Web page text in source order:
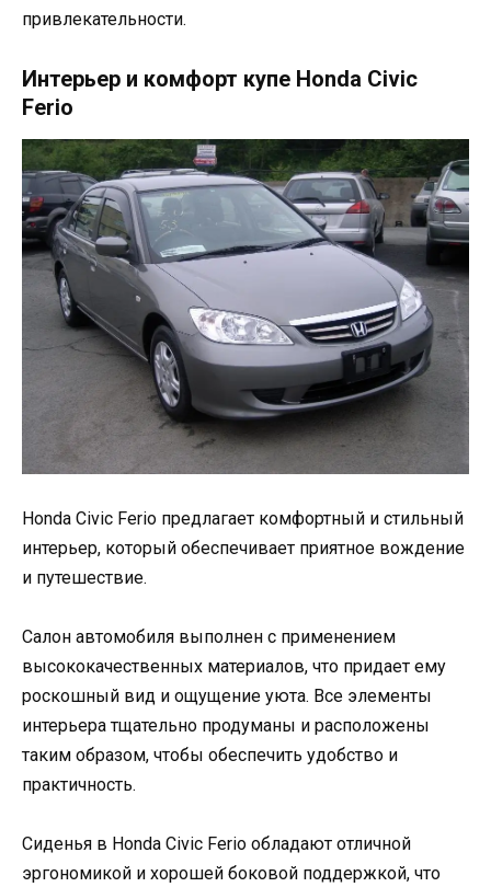
привлекательности.
Интерьер и комфорт купе Honda Civic
Ferio
Honda Civic Ferio предлагает комфортный и стильный
интерьер, который обеспечивает приятное вождение
и путешествие.
Салон автомобиля выполнен с применением
высококачественных материалов, что придает ему
роскошный вид и ощущение уюта. Все элементы
интерьера тщательно продуманы и расположены
таким образом, чтобы обеспечить удобство и
практичность.
Сиденья в Honda Civic Ferio обладают отличной
эргономикой и хорошей боковой поддержкой, что